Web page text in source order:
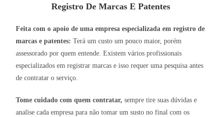
Registro De Marcas E Patentes
Feita com o apoio de uma empresa especializada em registro de
marcas e patentes: Terá um custo um pouco maior, porém
assessorado por quem entende. Existem vários profissionais
especializados em registrar marcas e isso requer uma pesquisa antes
de contratar o serviço.
Tome cuidado com quem contratar, sempre tire suas dúvidas e
analise cada empresa para não tomar um susto no final com os